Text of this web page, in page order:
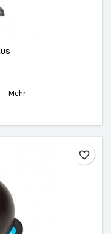
Mehr
favorite_border